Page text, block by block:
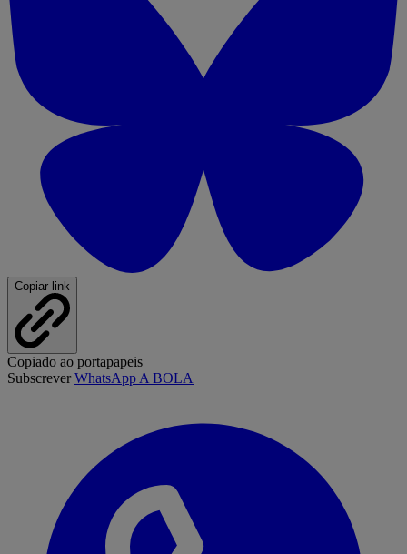
Copiar link
Copiado ao portapapeis
SubscreverWhatsApp A BOLA